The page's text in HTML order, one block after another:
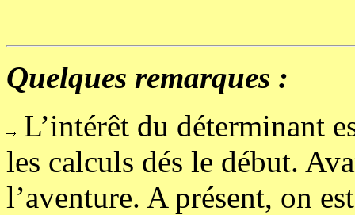
Quelques remarques :
L’intérêt du déterminant
les calculs dés le début.
l’aventure. A présent, on